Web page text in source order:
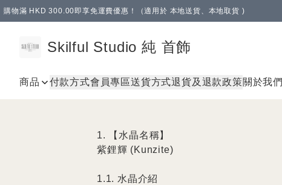
購物滿 HKD 300.00即享免運費優惠！（適用於 本地送貨、本地取貨 )
Skilful Studio 純 首飾
商品 付款方式會員專區送貨方式退貨及退款政策關於我們
1. 【水晶名稱】
紫鋰輝 (Kunzite)
1.1. 水晶介紹